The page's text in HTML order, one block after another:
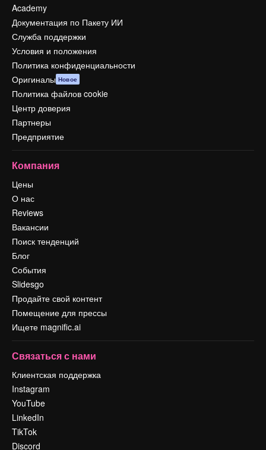
Academy
Документация по Пакету ИИ
Служба поддержки
Условия и положения
Политика конфиденциальности
Оригиналы Новое
Политика файлов cookie
Центр доверия
Партнеры
Предприятие
Компания
Цены
О нас
Reviews
Вакансии
Поиск тенденций
Блог
События
Slidesgo
Продайте свой контент
Помещение для прессы
Ищете magnific.ai
Связаться с нами
Клиентская поддержка
Instagram
YouTube
LinkedIn
TikTok
Discord